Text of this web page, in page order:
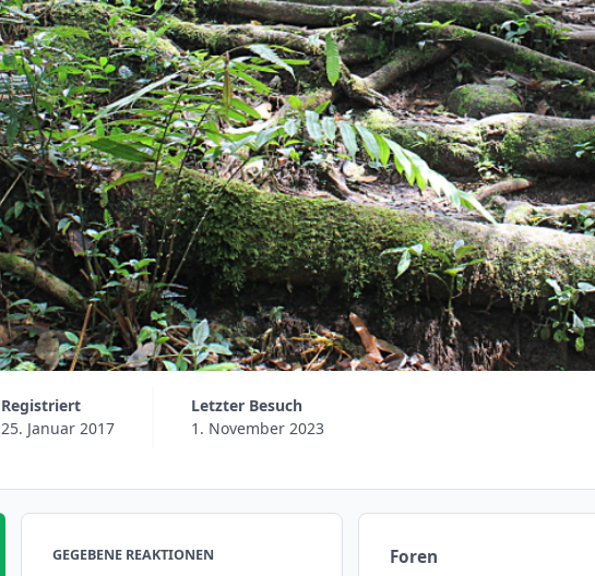
Registriert
25. Januar 2017
Letzter Besuch
1. November 2023
GEGEBENE REAKTIONEN Foren